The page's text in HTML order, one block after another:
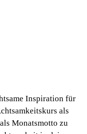
Inspiration für
als
Monatsmotto zu